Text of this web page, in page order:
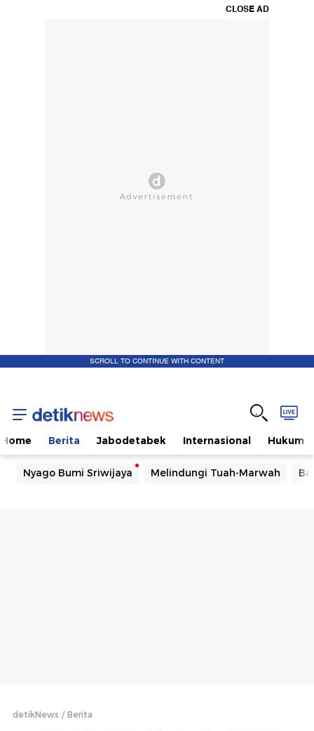
CLOSE AD
SCROLL TO CONTINUE WITH CONTENT
Home Berita Jabodetabek Internasional Hukum
Nyago Bumi Sriwijaya Melindungi Tuah-Marwah
detikNews Berita